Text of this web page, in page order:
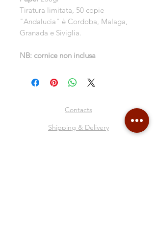
Tiratura limitata, 50 copie
"Andalucia" è Cordoba, Malaga,
Granada e Siviglia.
NB: cornice non inclusa
Contacts
Shipping & Delivery